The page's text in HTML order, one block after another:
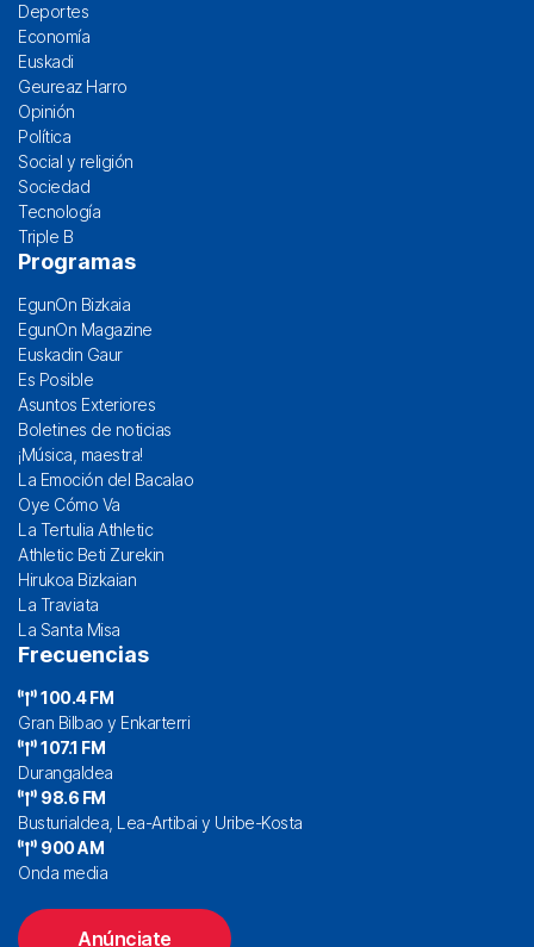
Deportes
Economía
Euskadi
Geureaz Harro
Opinión
Política
Social y religión
Sociedad
Tecnología
Triple B
Programas
EgunOn Bizkaia
EgunOn Magazine
Euskadin Gaur
Es Posible
Asuntos Exteriores
Boletines de noticias
¡Música, maestra!
La Emoción del Bacalao
Oye Cómo Va
La Tertulia Athletic
Athletic Beti Zurekin
Hirukoa Bizkaian
La Traviata
La Santa Misa
Frecuencias
100.4 FM
Gran Bilbao y Enkarterri
107.1 FM
Durangaldea
98.6 FM
Busturialdea, Lea-Artibai y Uribe-Kosta
900 AM
Onda media
Anúnciate